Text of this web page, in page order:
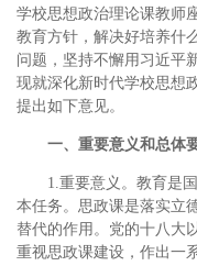
学校思想政治理论课教师
教育方针，解决好培养什
问题，坚持不懈用习近平
现就深化新时代学校思想
提出如下意见。
一、重要意义和总体
1.重要意义。教育是
本任务。思政课是落实立
替代的作用。党的十八大
重视思政课建设，作出一